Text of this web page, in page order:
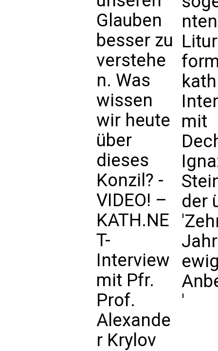
Glauben
besser zu
verstehe
n. Was
wissen
wir heute
über
dieses
Konzil? -
VIDEO! –
KATH.NE
T-
Interview
mit Pfr.
Prof.
Alexande
r Krylov
nten
mit
der
'